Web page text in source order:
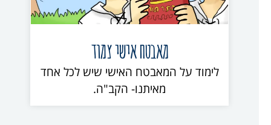
מאבטח אישי צמוד
לימוד על המאבטח האישי שיש לכל אחד
מאיתנו- הקב"ה.